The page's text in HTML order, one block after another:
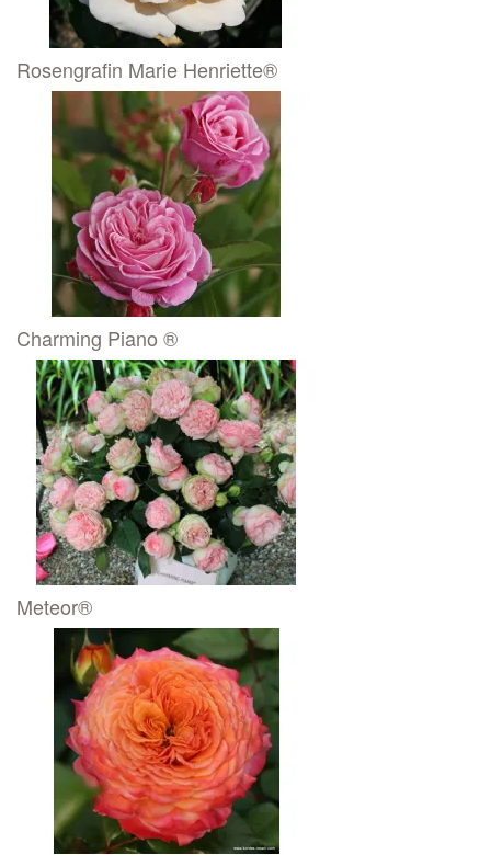
Rosengrafin Marie Henriette®
Charming Piano ®
Meteor®